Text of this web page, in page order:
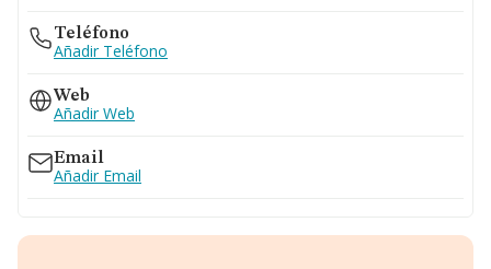
Teléfono
Añadir Teléfono
Web
Añadir Web
Email
Añadir Email